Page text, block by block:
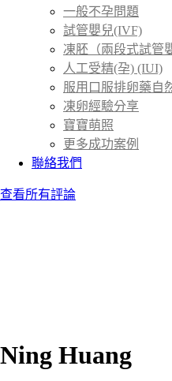
一般不孕問題
試管嬰兒(IVF)
凍胚（兩段式試管
人工受精(孕) (IUI)
服用口服排卵藥自
凍卵經驗分享
寶寶萌照
更多成功案例
聯絡我們
查看所有評論
Ning Huang